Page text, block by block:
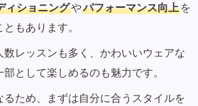
ィショニングやパフォーマンス向上 を
もあります。
レッスンも多く、かわいいウェアな
として楽しめるのも魅力です。
ため、まずは自分に合うスタイルを